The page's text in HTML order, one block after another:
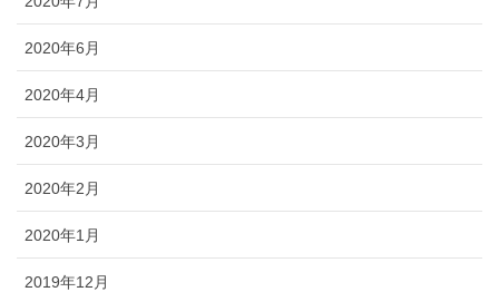
2020年6月
2020年4月
2020年3月
2020年2月
2020年1月
2019年12月